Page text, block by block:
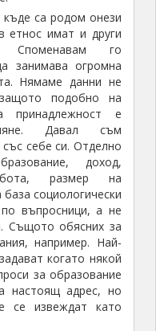
са родом онези
етнос имат и други
Споменавам го
занимава огромна
Нямаме данни не
подобно на
принадлежност е
Давал съм
себе си. Отделно
доход,
размер на
социологически
въпросници, а не
Същото обясних за
например. Най-
когато някой
за образование
настоящ адрес, но
се извеждат като